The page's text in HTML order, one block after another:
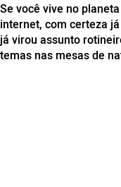
Se você vive no
internet, com certeza
já virou assunto
temas nas mesas de